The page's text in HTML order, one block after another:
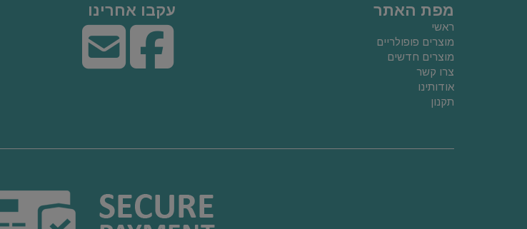
מפת האתר
ראשי
מוצרים פופולריים
מוצרים חדשים
צרו קשר
אודותינו
תקנון
עקבו אחרינו